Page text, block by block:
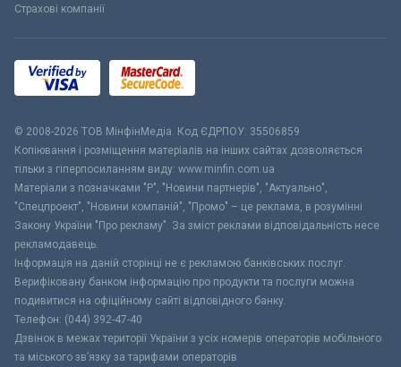
Страхові компанії
© 2008-2026 ТОВ МiнфiнМедiа. Код ЄДРПОУ: 35506859
Копіювання і розміщення матеріалів на інших сайтах дозволяється
тільки з гіперпосиланням виду: www.minfin.com.ua
Матеріали з позначками "Р", "Новини партнерів", "Актуально",
"Спецпроект", "Новини компаній", "Промо" – це реклама, в розумінні
Закону України "Про рекламу". За зміст реклами відповідальність несе
рекламодавець.
Інформація на даній сторінці не є рекламою банківських послуг.
Верифіковану банком інформацію про продукти та послуги можна
подивитися на офіційному сайті відповідного банку.
Телефон: (044) 392-47-40
Дзвінок в межах території України з усіх номерів операторів мобільного
та міського зв’язку за тарифами операторів